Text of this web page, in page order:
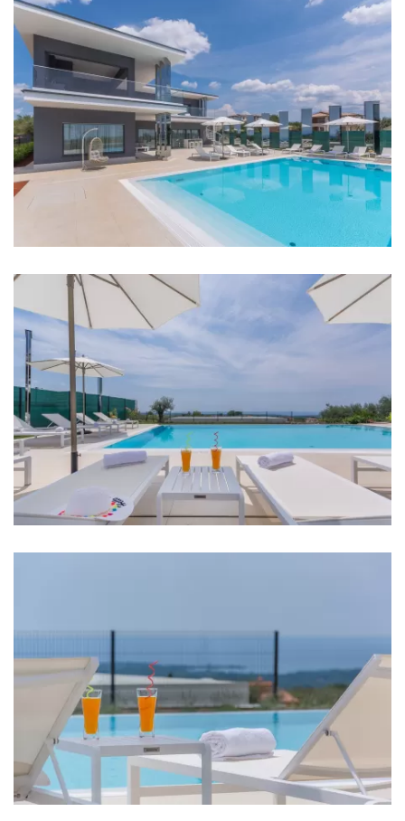
Apotheke: 7 km
Krankenhaus: 10 km
Geschäft: 100 m
Supermarket: 10 km
Bank: 7 km
Geldautomat: 7 km
Bushaltestelle: 200 m
Busbahnhof: 8 km
Hafen: 12 km
Flughafen: 30 km
Autobahn: 7 km
Schlafzimmer 1: Doppelbett: 1
Schlafzimmer 2: Doppelbett: 1
Schlafzimmer 3: Doppelbett: 1